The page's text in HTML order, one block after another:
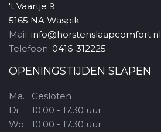
't Vaartje 9
5165 NA Waspik
Mail: info@horstenslaapcomfort.nl
Telefoon: 0416-312225
OPENINGSTIJDEN SLAPEN
Ma.
Di.
Wo.
Gesloten
10.00 - 17.30 uur
10.00 - 17.30 uur